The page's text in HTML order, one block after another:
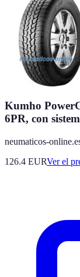
Kumho
6PR, con
neumaticos-
126.4 EURVer el